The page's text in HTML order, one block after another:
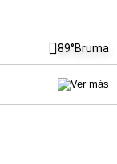
89°Bruma